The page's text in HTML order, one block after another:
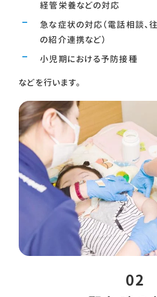
経管栄養などの対応
急な症状の対応（電話相談、
の紹介連携など）
小児期における予防接種
などを行います。
02